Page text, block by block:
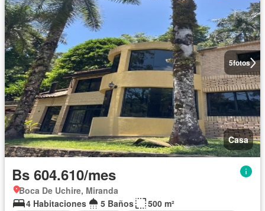
5fotos
Casa
Bs 604.610/mes
Boca De Uchire, Miranda
4 Habitaciones
5 Baños
500 m²